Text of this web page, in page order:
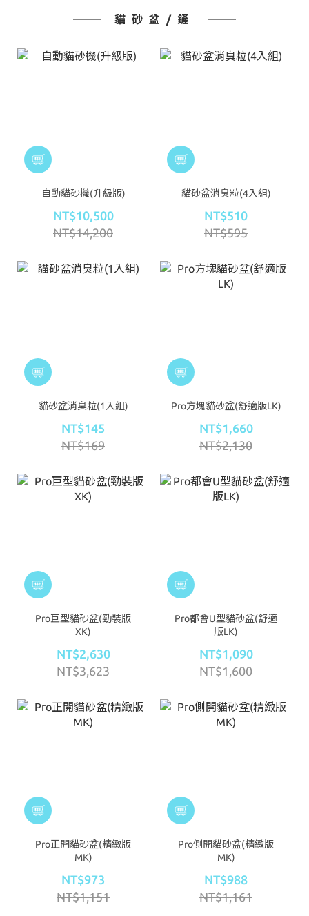
貓砂盆/鏟
自動貓砂機(升級版)
NT$10,500
NT$14,200
貓砂盆消臭粒(4入組)
NT$510
NT$595
貓砂盆消臭粒(1入組)
NT$145
NT$169
Pro方塊貓砂盆(舒適版LK)
NT$1,660
NT$2,130
Pro巨型貓砂盆(勁裝版
XK)
NT$2,630
NT$3,623
Pro都會U型貓砂盆(舒適
版LK)
NT$1,090
NT$1,600
Pro正開貓砂盆(精緻版
MK)
NT$973
NT$1,151
Pro側開貓砂盆(精緻版
MK)
NT$988
NT$1,161